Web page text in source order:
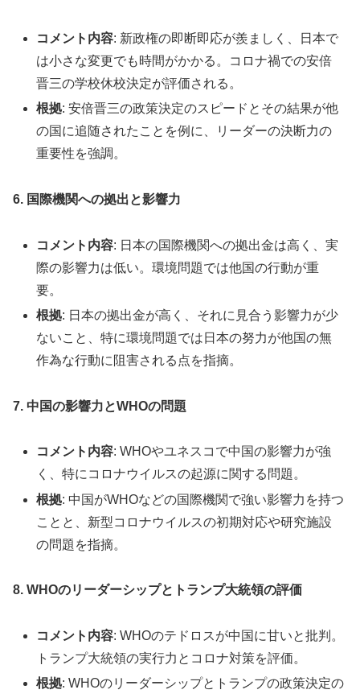
コメント内容: 新政権の即断即応が羨ましく、日本で
は小さな変更でも時間がかかる。コロナ禍での安倍
晋三の学校休校決定が評価される。
根拠: 安倍晋三の政策決定のスピードとその結果が他
の国に追随されたことを例に、リーダーの決断力の
重要性を強調。
6. 国際機関への拠出と影響力
コメント内容: 日本の国際機関への拠出金は高く、実
際の影響力は低い。環境問題では他国の行動が重
要。
根拠: 日本の拠出金が高く、それに見合う影響力が少
ないこと、特に環境問題では日本の努力が他国の無
作為な行動に阻害される点を指摘。
7. 中国の影響力とWHOの問題
コメント内容: WHOやユネスコで中国の影響力が強
く、特にコロナウイルスの起源に関する問題。
根拠: 中国がWHOなどの国際機関で強い影響力を持つ
ことと、新型コロナウイルスの初期対応や研究施設
の問題を指摘。
8. WHOのリーダーシップとトランプ大統領の評価
コメント内容: WHOのテドロスが中国に甘いと批判。
トランプ大統領の実行力とコロナ対策を評価。
根拠: WHOのリーダーシップとトランプの政策決定の